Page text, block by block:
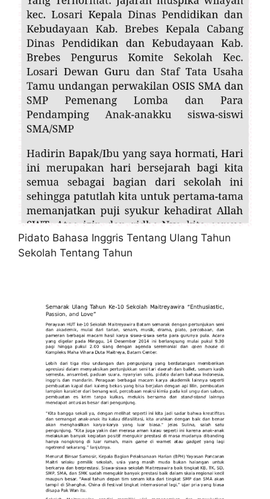
Pidato Bahasa Inggris Tentang Ulang Tahun
Sekolah Tentang Tahun